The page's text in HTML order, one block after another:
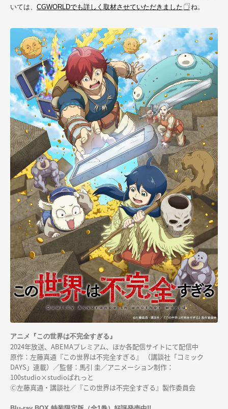
いては、 CGWORLDでも詳しく取材させていただきました ね。
アニメ『この世界は不完全すぎる』
2024年放送、ABEMAプレミアム、ほか各配信サイトにて配信中
原作：左藤真通『この世界は不完全すぎる』
（講談社「コミック
DAYS」連載）／監督：馬引 圭／アニメーション制作：
100studio×studioぱれっと
Ⓒ左藤真通・講談社／『この世界は不完全すぎる』製作委員会